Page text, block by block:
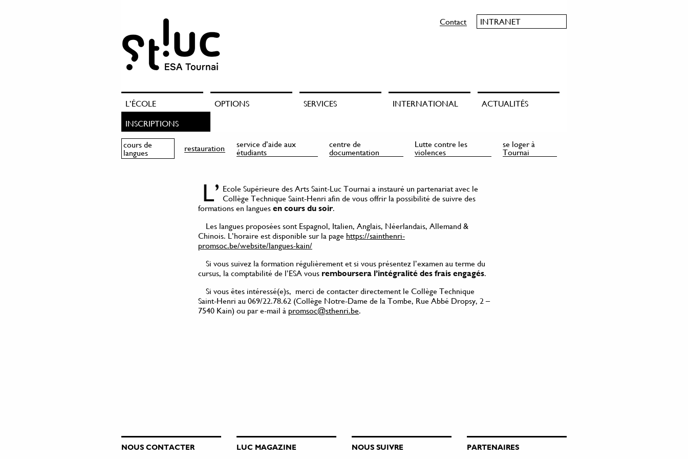
Contact INTRANET
L’ÉCOLE OPTIONS SERVICES INTERNATIONAL
ACTUALITÉS
INSCRIPTIONS
cours de
langues restauration service d’aide aux
étudiants
centre de
documentation
Lutte contre les
violences
se loger à
Tournai
L’ Ecole Supérieure des Arts Saint-Luc Tournai a instauré un partenariat avec le
Collège Technique Saint-Henri afin de vous offrir la possibilité de suivre des
formations en languesen cours du soir.
Les langues proposées sont Espagnol, Italien, Anglais, Néerlandais, Allemand &
Chinois. L’horaire est disponible sur la page https://sainthenri-
promsoc.be/website/langues-kain/
Si vous suivez la formation régulièrement et si vous présentez l’examen au terme du
cursus, la comptabilité de l’ESA vous remboursera l’intégralité des frais engagés.
Si vous êtes intéressé(e)s, merci de contacter directement le Collège Technique
Saint-Henri au 069/22.78.62 (Collège Notre-Dame de la Tombe, Rue Abbé Dropsy, 2 –
7540 Kain) ou par e-mail à promsoc@sthenri.be.
NOUS CONTACTER
LUC MAGAZINE
NOUS SUIVRE
PARTENAIRES